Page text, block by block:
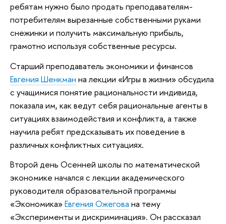
ребятам нужно было продать преподавателям-
потребителям вырезанные собственными руками
снежинки и получить максимальную прибыль,
грамотно используя собственные ресурсы.
Старший преподаватель экономики и финансов
Евгения Шенкман на лекции «Игры в жизни» обсудила
с учащимися понятие рациональности индивида,
показала им, как ведут себя рациональные агенты в
ситуациях взаимодействия и конфликта, а также
научила ребят предсказывать их поведение в
различных конфликтных ситуациях.
Второй день Осенней школы по математической
экономике начался с лекции академического
руководителя образовательной программы
«Экономика»Евгения Ожегова на тему
«Эксперименты и дискриминация». Он рассказал